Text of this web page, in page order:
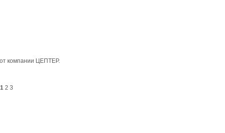
от компании ЦЕПТЕР.
1 2 3